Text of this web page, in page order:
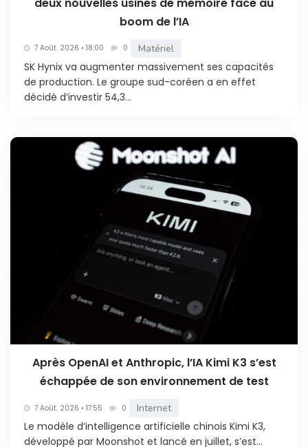
boom de l’IA
7 Août. 2026 • 18:00 0 Matériel
SK Hynix va augmenter massivement ses capacités
de production. Le groupe sud-coréen a en effet
décidé d’investir 54,3...
Après OpenAI et Anthropic, l’IA Kimi K3 s’est
échappée de son environnement de test
7 Août. 2026 • 17:55 0 Internet
Le modèle d’intelligence artificielle chinois Kimi K3,
développé par Moonshot et lancé en juillet, s’est...